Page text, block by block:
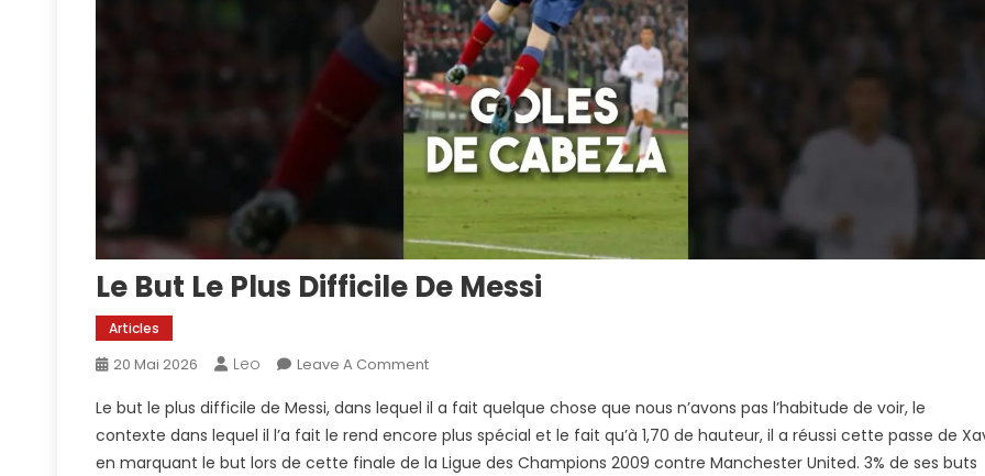
Le But Le Plus Difficile De Messi
Articles
20 Mai 2026 Leo Leave A CommentOn
But
Le
Plus
Le but le plus difficile de Messi, dans lequel il a fait quelque chose que nous n’avons pas l’habitude de voir, le
contexte dans lequel il l’a fait le rend encore plus spécial et le fait qu’à 1,70 de hauteur, il a réussi cette passe de
en marquant le but lors de cette finale de la Ligue des Champions 2009 contre Manchester United. 3% de ses buts